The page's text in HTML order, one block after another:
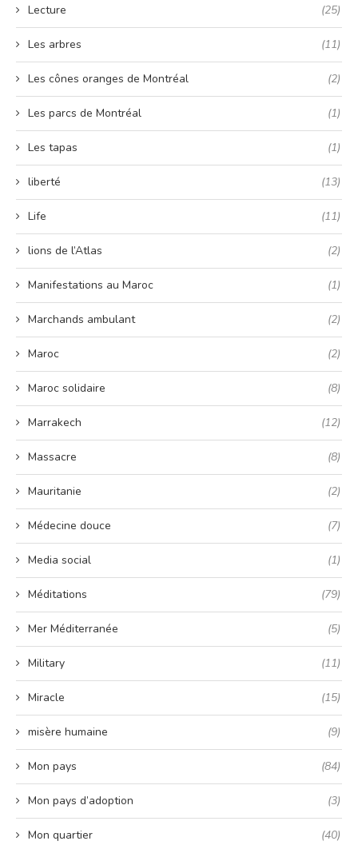
Lecture (25)
Les arbres (11)
Les cônes oranges de Montréal (2)
Les parcs de Montréal (1)
Les tapas (1)
liberté (13)
Life (11)
lions de l’Atlas (2)
Manifestations au Maroc (1)
Marchands ambulant (2)
Maroc (2)
Maroc solidaire (8)
Marrakech (12)
Massacre (8)
Mauritanie (2)
Médecine douce (7)
Media social (1)
Méditations (79)
Mer Méditerranée (5)
Military (11)
Miracle (15)
misère humaine (9)
Mon pays (84)
Mon pays d’adoption (3)
Mon quartier (40)